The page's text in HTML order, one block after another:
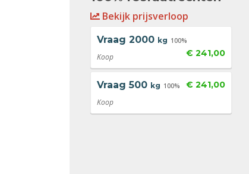
Bekijk prijsverloop
Vraag 2000 kg 100%
€ 241,00
Koop
Vraag 500 kg 100% € 241,00
Koop